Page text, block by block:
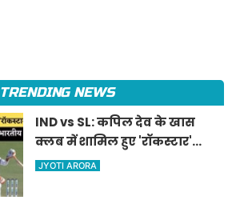
TRENDING NEWS
IND vs SL: कपिल देव के खास
क्लब में शामिल हुए 'रॉकस्टार'
जडेजा, ऐसा करने वाले बने मात्र
JYOTI ARORA